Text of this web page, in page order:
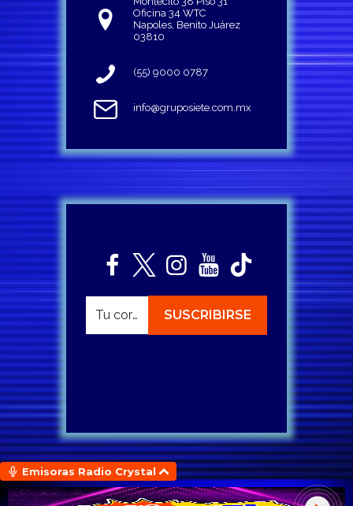
Oficina 34 WTC
Napoles, Benito Juárez
03810
(55) 9000 0787
info@gruposiete.com.mx
Emisoras Radio Crystal